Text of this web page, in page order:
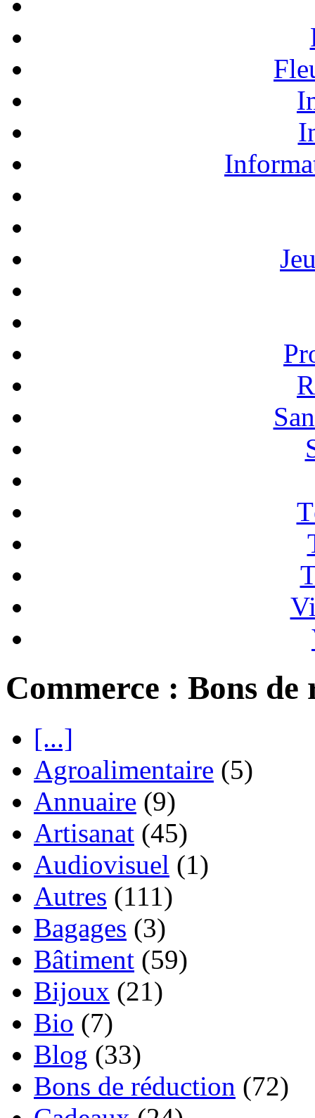
Commerce : Bons de
[...]
Agroalimentaire (5)
Annuaire (9)
Artisanat (45)
Audiovisuel (1)
Autres (111)
Bagages (3)
Bâtiment (59)
Bijoux (21)
Bio (7)
Blog (33)
Bons de réduction (72)